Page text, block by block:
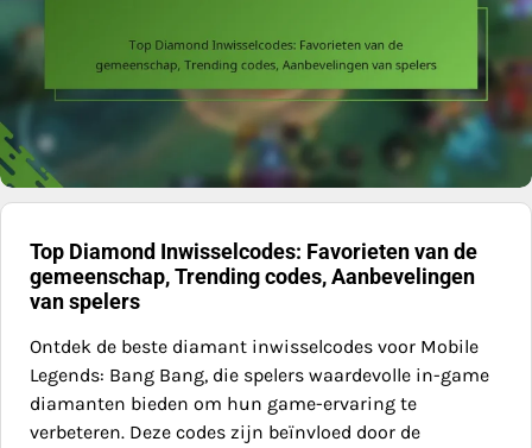
Top Diamond Inwisselcodes: Favorieten van de
gemeenschap, Trending codes, Aanbevelingen
van spelers
Ontdek de beste diamant inwisselcodes voor Mobile
Legends: Bang Bang, die spelers waardevolle in-game
diamanten bieden om hun game-ervaring te
verbeteren. Deze codes zijn beïnvloed door de